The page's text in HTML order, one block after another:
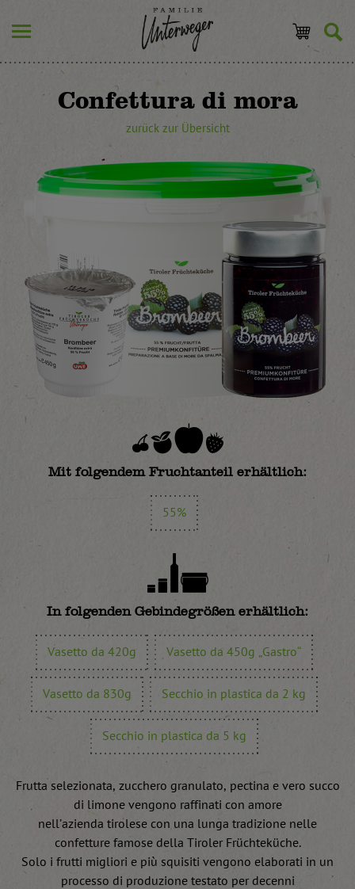
Confettura di mora
zurück zur Übersicht
Mit folgendem Fruchtanteil erhältlich:
55%
In folgenden Gebindegrößen erhältlich:
Vasetto da 420g Vasetto da 450g „Gastro“
Vasetto da 830g Secchio in plastica da 2 kg
Secchio in plastica da 5 kg
Frutta selezionata, zucchero granulato, pectina e vero succo
di limone vengono raffinati con amore
nell’azienda tirolese con una lunga tradizione nelle
confetture famose della Tiroler Früchteküche.
Solo i frutti migliori e più squisiti vengono elaborati in un
processo di produzione testato per decenni